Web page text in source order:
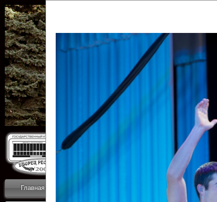
Главная Новости